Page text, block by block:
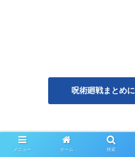
呪術廻戦まとめ
ホームに戻る
メニュー ホーム 検索